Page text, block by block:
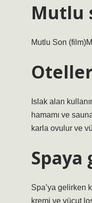
Mutlu
Mutlu Son
Islak alan
hamamı ve
karla ovulur ve
Spa’ya gelirken
kremi ve vücut